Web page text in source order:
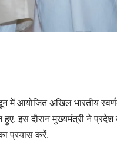
में आयोजित अखिल भारतीय
इस दौरान मुख्यमंत्री ने
प्रयास करें.